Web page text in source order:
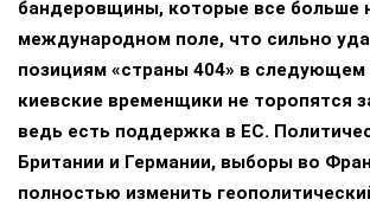
бандеровщины, которые все больше
международном поле, что сильно
позициям «страны 404» в следующем
киевские временщики не торопятся
ведь есть поддержка в ЕС.
Британии и Германии, выборы во
полностью изменить